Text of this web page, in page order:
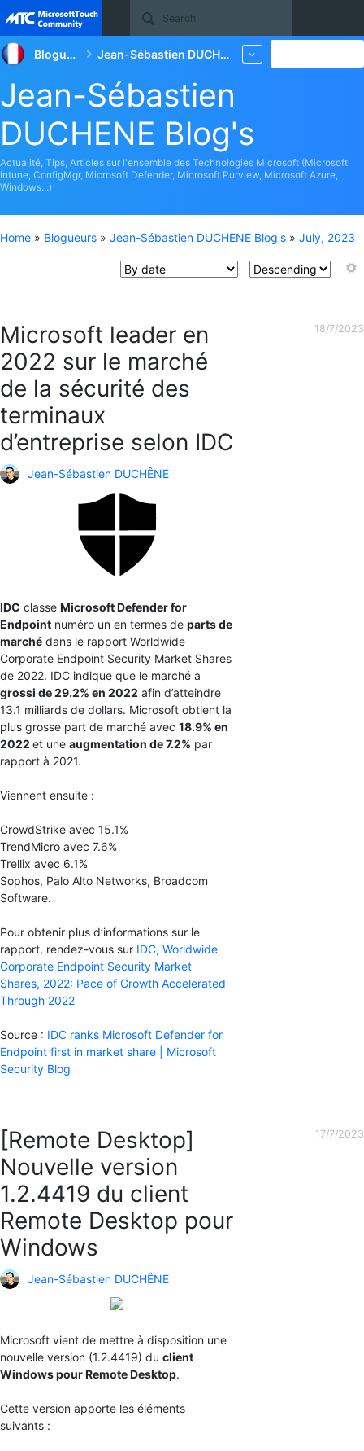
Site
Blogueurs Jean-Sébastien DUCHENE Blog's
Jean-Sébastien
DUCHENE Blog's
Actualité, Tips, Articles sur l'ensemble des Technologies Microsoft (Microsoft
Intune, ConfigMgr, Microsoft Defender, Microsoft Purview, Microsoft Azure,
Windows...)
Home » Blogueurs » Jean-Sébastien DUCHENE Blog's » July, 2023
Microsoft leader en
2022 sur le marché
de la sécurité des
terminaux
d’entreprise selon IDC
Jean-Sébastien DUCHÊNE
IDC classe Microsoft Defender for
Endpoint numéro un en termes de parts de
marché dans le rapport Worldwide
Corporate Endpoint Security Market Shares
de 2022. IDC indique que le marché a
grossi de 29.2% en 2022 afin d’atteindre
13.1 milliards de dollars. Microsoft obtient la
plus grosse part de marché avec 18.9% en
2022 et une augmentation de 7.2% par
rapport à 2021.
Viennent ensuite :
CrowdStrike avec 15.1%
TrendMicro avec 7.6%
Trellix avec 6.1%
Sophos, Palo Alto Networks, Broadcom
Software.
Pour obtenir plus d’informations sur le
rapport, rendez-vous sur IDC, Worldwide
Corporate Endpoint Security Market
Shares, 2022: Pace of Growth Accelerated
Through 2022
Source : IDC ranks Microsoft Defender for
Endpoint first in market share | Microsoft
Security Blog
18/7/2023
[Remote Desktop]
Nouvelle version
1.2.4419 du client
Remote Desktop pour
Windows
Jean-Sébastien DUCHÊNE
Microsoft vient de mettre à disposition une
nouvelle version (1.2.4419) du client
Windows pour Remote Desktop.
Cette version apporte les éléments
suivants :
17/7/2023